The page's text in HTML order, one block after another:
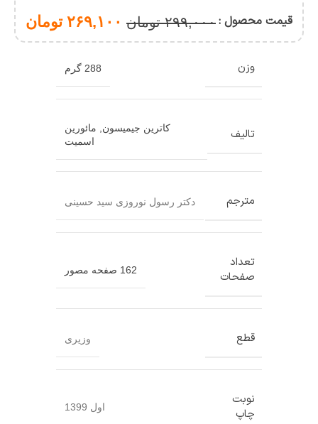
قیمت محصول :۲۹۹,۰۰۰ تومان ۲۶۹,۱۰۰ تومان
وزن 288 گرم
تالیف کاترین جیمیسون, مائورین
اسمیت
مترجم دکتر رسول نوروزی سید حسینی
تعداد
صفحات
162 صفحه مصور
قطع وزیری
نوبت
چاپ
اول 1399